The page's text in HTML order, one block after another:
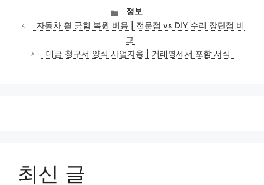
카
테
고
리
정보
자동차 휠 긁힘 복원 비용 | 전문점 vs DIY 수리 장단점 비
교
대금 청구서 양식 사업자용 | 거래명세서 포함 서식
최신 글